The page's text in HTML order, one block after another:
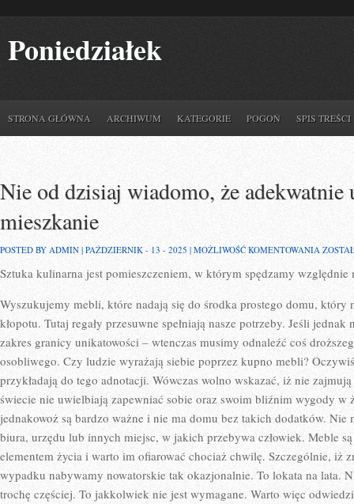
Poniedziałek
STRONA GŁÓWNA ARCHIWUM KATEGORIE POGOŃ SPIS TREŚCI
Nie od dzisiaj wiadomo, że adekwatnie
mieszkanie
POSTED BY ADMIN | PAŹDZIERNIK - 13 - 2025 | MOŻLIWOŚĆ KOMENTOWANIA NIE
DZISIAJ
Sztuka kulinarna jest pomieszczeniem, w którym spędzamy względnie
Wyszukujemy mebli, które nadają się do środka prostego domu, który
kłopotu. Tutaj regały przesuwne spełniają nasze potrzeby. Jeśli
zakres granicy unikatowości – wtenczas musimy odnaleźć coś
osobliwego. Czy ludzie wyrażają siebie poprzez kupno mebli?
przykładają do tego adnotacji. Wówczas wolno wskazać, iż nie
świecie nie uwielbiają zapewniać sobie oraz swoim bliźnim wygody w
jednakowoż są bardzo ważne i nie ma domu bez takich dodatków.
biura, urzędu lub innych miejsc, w jakich przebywa człowiek. Meble
elementem życia i warto im ofiarować chociaż chwilę. Szczególnie, iż
wypadku nabywamy nowatorskie tak okazjonalnie. To lokata na lata.
trochę częściej. To jakkolwiek nie jest wymagane. Warto więc